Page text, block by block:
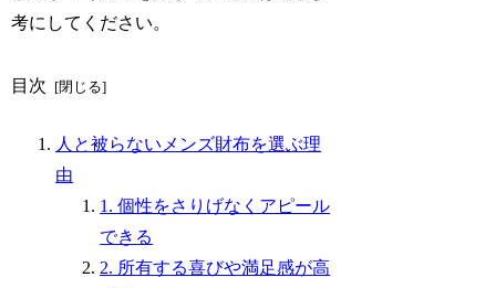
考にしてください。
目次
人と被らないメンズ財布を選ぶ理
由
1. 個性をさりげなくアピール
できる
2. 所有する喜びや満足感が高